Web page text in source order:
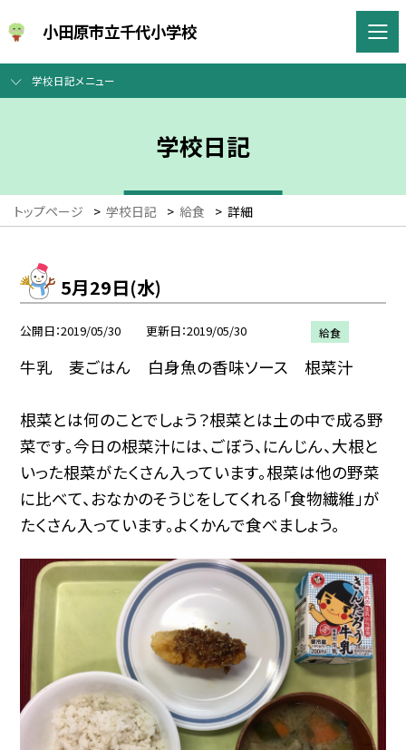
小田原市立千代小学校
学校日記メニュー
学校日記
トップページ > 学校日記 > 給食 > 詳細
5月29日(水)
公開日 2019/05/30 更新日 2019/05/30 給食
牛乳 麦ごはん 白身魚の香味ソース 根菜汁
根菜とは何のことでしょう？根菜とは土の中で成る野
菜です。今日の根菜汁には、ごぼう、にんじん、大根と
いった根菜がたくさん入っています。根菜は他の野菜
に比べて、おなかのそうじをしてくれる「食物繊維」が
たくさん入っています。よくかんで食べましょう。